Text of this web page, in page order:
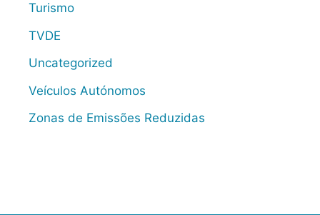
Turismo
TVDE
Uncategorized
Veículos Autónomos
Zonas de Emissões Reduzidas